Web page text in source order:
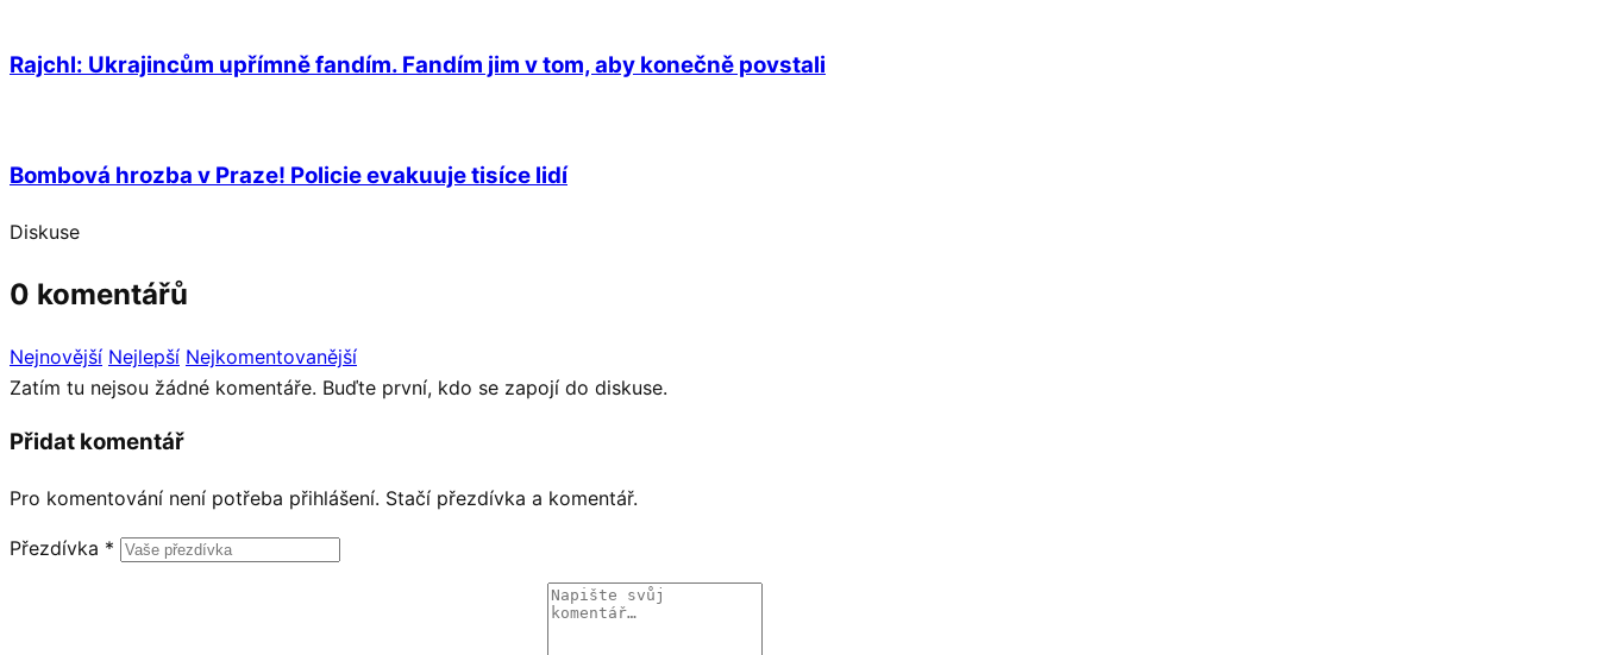
Rajchl: Ukrajincům upřímně fandím. Fandím jim v tom, aby konečně povstali
Bombová hrozba v Praze! Policie evakuuje tisíce lidí
Diskuse
0 komentářů
Nejnovější Nejlepší Nejkomentovanější
Zatím tu nejsou žádné komentáře. Buďte první, kdo se zapojí do diskuse.
Přidat komentář
Pro komentování není potřeba přihlášení. Stačí přezdívka a komentář.
Přezdívka *